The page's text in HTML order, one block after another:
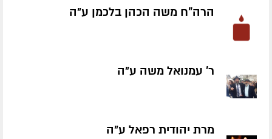
הרה"ח משה הכהן בלכמן ע״ה
ר' עמנואל משה ע״ה
מרת יהודית רפאל ע״ה